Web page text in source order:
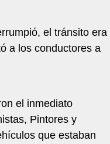
el tránsito era
a los conductores a
el inmediato
Pintores y
que estaban